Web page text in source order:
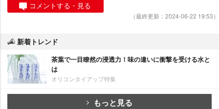
コメントする・見る
（最終更新：2024-06-22 19:53）
新着トレンド
茶葉で一目瞭然の浸透力！味の違いに衝撃を受ける水と
は
オリコンタイアップ特集
もっと見る